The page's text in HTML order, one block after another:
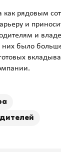
как рядовым
и
и
них было